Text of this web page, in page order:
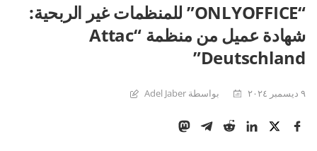
“ONLYOFFICE” للمنظمات غير الربحية:
شهادة عميل من منظمة “Attac
Deutschland”
٩ ديسمبر ٢٠٢٤ بواسطة Adel Jaber